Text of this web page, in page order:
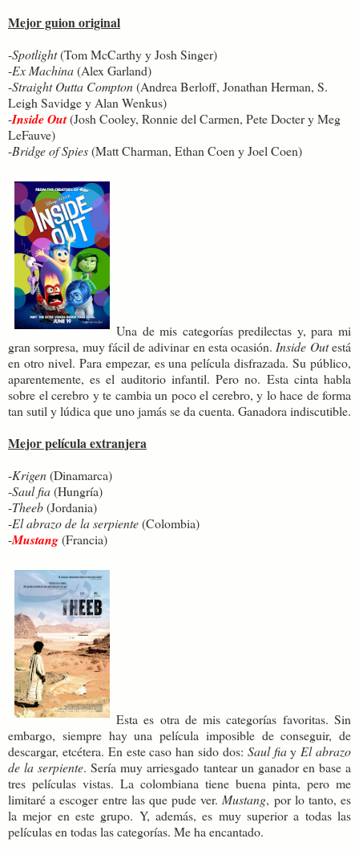
Mejor guion original
-Spotlight(Tom McCarthy y Josh Singer)
-Ex Machina(Alex Garland)
-Straight Outta Compton(Andrea Berloff, Jonathan Herman, S.
Leigh Savidge y Alan Wenkus)
-Inside Out(Josh Cooley, Ronnie del Carmen, Pete Docter y Meg
LeFauve)
-Bridge of Spies(Matt Charman, Ethan Coen y Joel Coen)
Una de mis categorías predilectas y, para mi
gran sorpresa, muy fácil de adivinar en esta ocasión. Inside Outestá
en otro nivel. Para empezar, es una película disfrazada. Su público,
aparentemente, es el auditorio infantil. Pero no. Esta cinta habla
sobre el cerebro y te cambia un poco el cerebro, y lo hace de forma
tan sutil y lúdica que uno jamás se da cuenta. Ganadora indiscutible.
Mejor película extranjera
-Krigen(Dinamarca)
-Saul fia(Hungría)
-Theeb(Jordania)
-El abrazo de la serpiente(Colombia)
-Mustang(Francia)
Esta es otra de mis categorías favoritas. Sin
embargo, siempre hay una película imposible de conseguir, de
descargar, etcétera. En este caso han sido dos: Saul fiay El abrazo
de la serpiente. Sería muy arriesgado tantear un ganador en base a
tres películas vistas. La colombiana tiene buena pinta, pero me
limitaré a escoger entre las que pude ver. Mustang, por lo tanto, es
la mejor en este grupo. Y, además, es muy superior a todas las
películas en todas las categorías. Me ha encantado.